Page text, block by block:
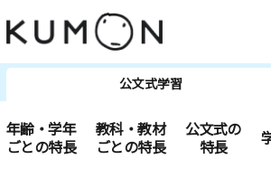
公文式学習
年齢・学年
ごとの特長
教科・教材
ごとの特長
公文式の
特長